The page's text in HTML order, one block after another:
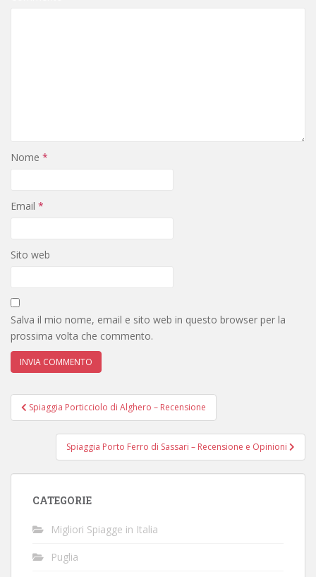
Nome *
Email *
Sito web
Salva il mio nome, email e sito web in questo browser per la
prossima volta che commento.
Navigazione
articoli
Spiaggia Porticciolo di Alghero – Recensione
Spiaggia Porto Ferro di Sassari – Recensione e Opinioni
CATEGORIE
Migliori Spiagge in Italia
Puglia